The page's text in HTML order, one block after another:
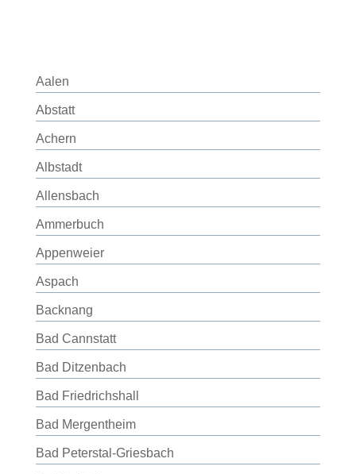
Aalen
Abstatt
Achern
Albstadt
Allensbach
Ammerbuch
Appenweier
Aspach
Backnang
Bad Cannstatt
Bad Ditzenbach
Bad Friedrichshall
Bad Mergentheim
Bad Peterstal-Griesbach